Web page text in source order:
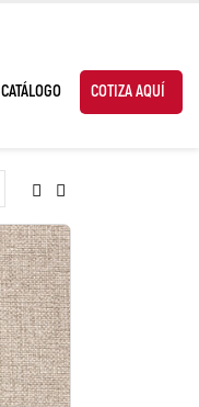
CATÁLOGO COTIZA AQUÍ